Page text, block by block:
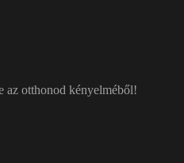
az otthonod kényelméből!